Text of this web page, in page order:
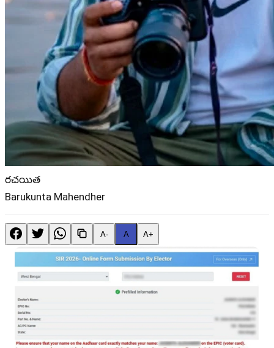
రచయిత
Barukunta Mahendher
A- A A+